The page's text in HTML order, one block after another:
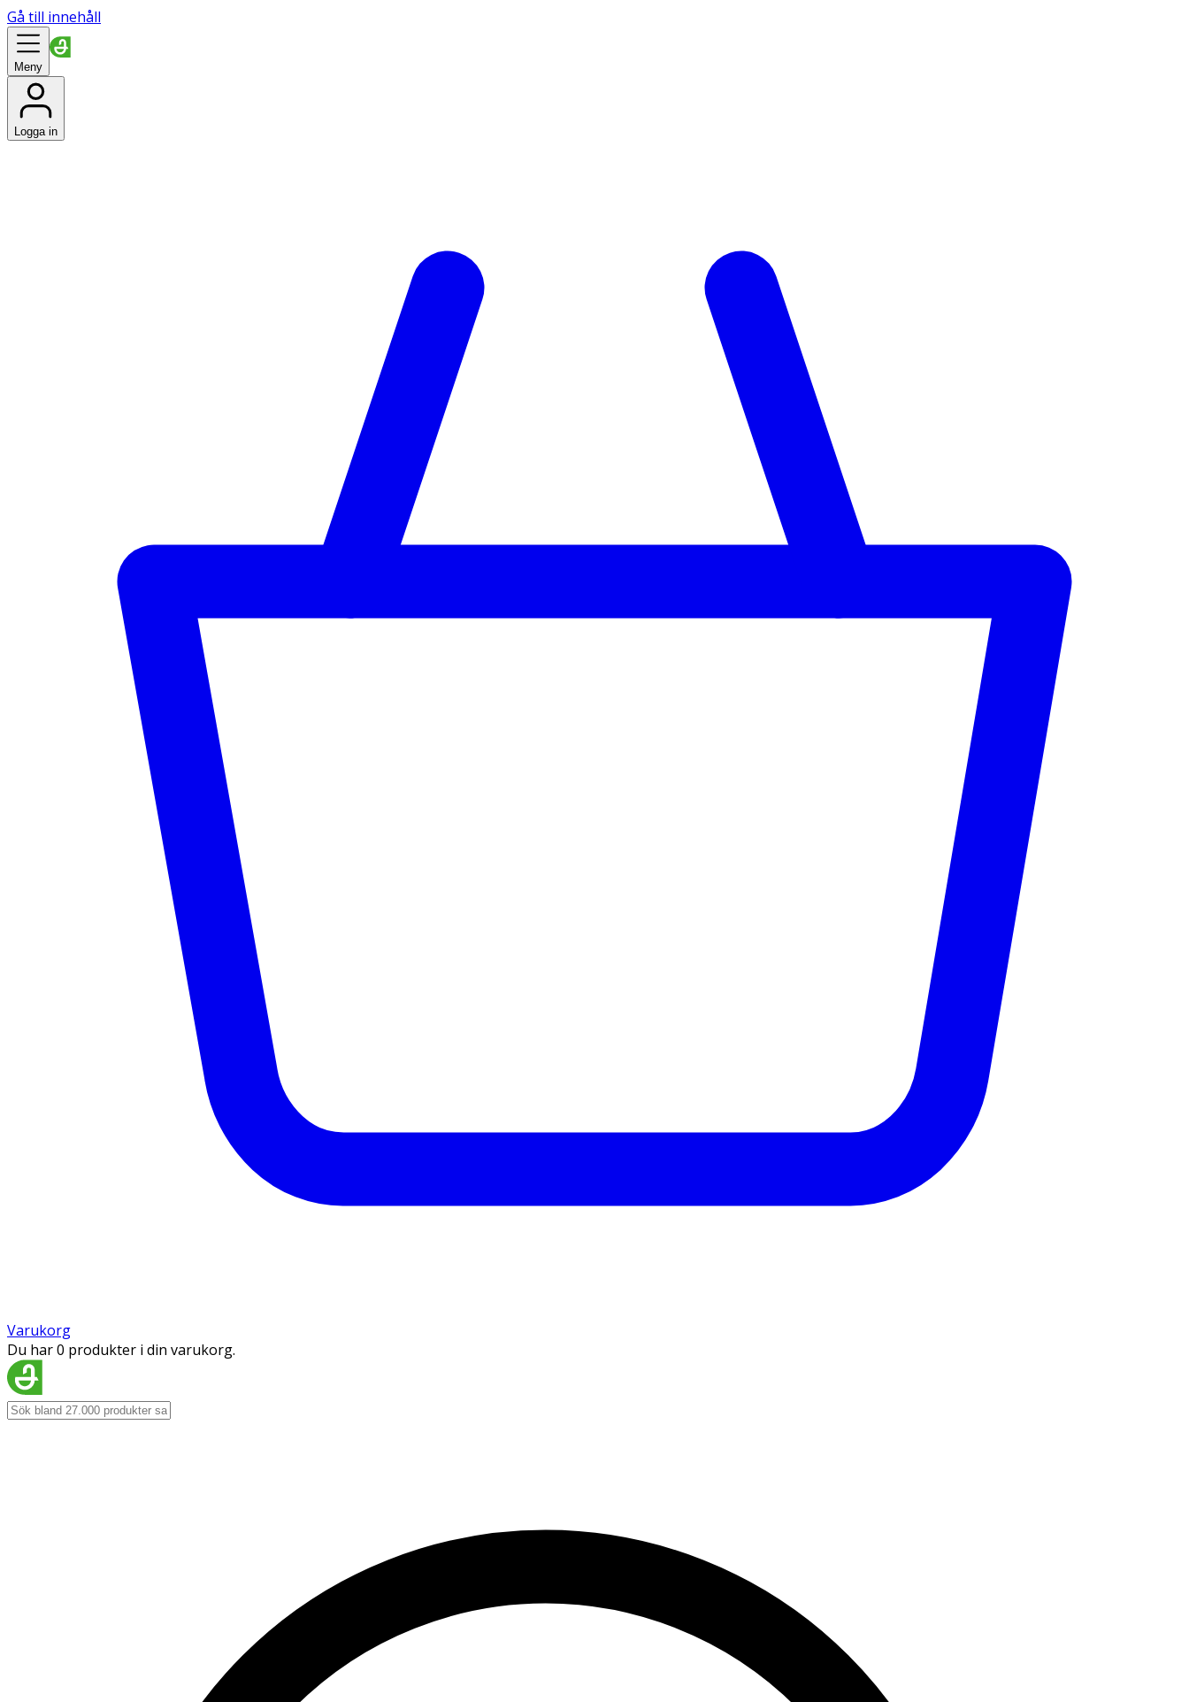
Gå till innehåll
Meny
Logga in
Varukorg
Du har 0 produkter i din varukorg.